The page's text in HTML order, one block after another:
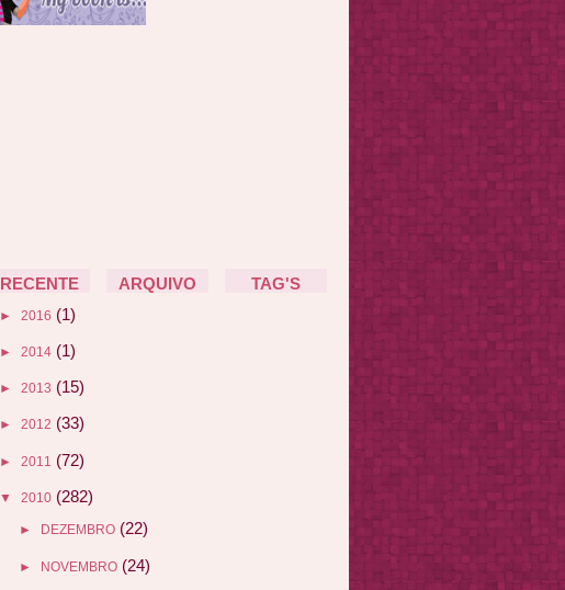
RECENTE ARQUIVO TAG'S
► 2016 (1)
► 2014 (1)
► 2013 (15)
► 2012 (33)
► 2011 (72)
▼ 2010 (282)
► DEZEMBRO (22)
► NOVEMBRO (24)